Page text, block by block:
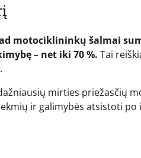
motociklininkų šalmai
– net iki 70 %. Tai
mirties priežasčių
ir galimybės atsistoti po